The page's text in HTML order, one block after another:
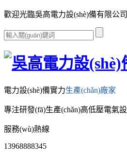
歡迎光臨吳高電力設(shè)備有限公司
電力設(shè)備實力生產(chǎn)廠家
專注研發(fā)生產(chǎn)高低壓電氣
服務(wù)熱線
13968888345